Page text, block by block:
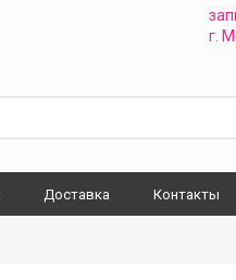
г.
Доставка Контакты